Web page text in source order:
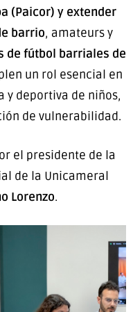
(Paicor) y extender
barrio, amateurs y
de fútbol barriales de
un rol esencial en
y deportiva de niños,
de vulnerabilidad.
el presidente de la
de la Unicameral
Lorenzo.